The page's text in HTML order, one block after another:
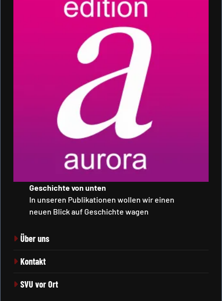
Geschichte von unten
In unseren Publikationen wollen wir einen
neuen Blick auf Geschichte wagen
Über uns
Kontakt
SVU vor Ort